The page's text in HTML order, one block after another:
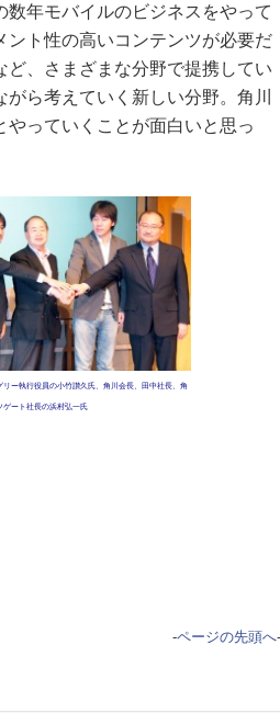
年モバイルのビジネスをやって
ント性の高いコンテンツが必要だ
、さまざまな分野で提携してい
ら考えていく新しい分野。角川
っていくことが面白いと思っ
リー執行役員の小竹讃久氏、角川会長、田中社長、角
ゲート社長の浜村弘一氏
-ページの先頭へ-